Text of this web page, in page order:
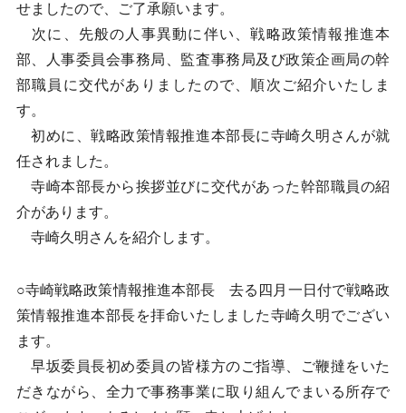
せましたので、ご了承願います。
次に、先般の人事異動に伴い、戦略政策情報推進本
部、人事委員会事務局、監査事務局及び政策企画局の幹
部職員に交代がありましたので、順次ご紹介いたしま
す。
初めに、戦略政策情報推進本部長に寺崎久明さんが就
任されました。
寺崎本部長から挨拶並びに交代があった幹部職員の紹
介があります。
寺崎久明さんを紹介します。
○寺崎戦略政策情報推進本部長 去る四月一日付で戦略政
策情報推進本部長を拝命いたしました寺崎久明でござい
ます。
早坂委員長初め委員の皆様方のご指導、ご鞭撻をいた
だきながら、全力で事務事業に取り組んでまいる所存で